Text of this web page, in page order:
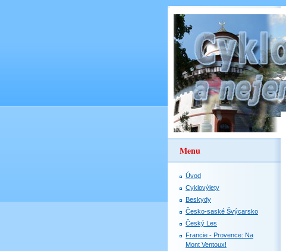
Menu
Úvod
Cyklovýlety
Beskydy
Česko-saské Švýcarsko
Český Les
Francie - Provence: Na
Mont Ventoux!